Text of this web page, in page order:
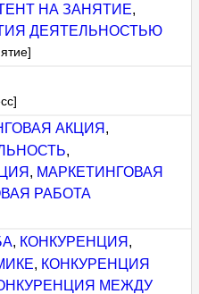
НА ЗАНЯТИЕ,
ДЕЯТЕЛЬНОСТЬЮ
АКЦИЯ ,
,
, МАРКЕТИНГОВАЯ
РАБОТА
, КОНКУРЕНЦИЯ ,
, КОНКУРЕНЦИЯ
МЕЖДУ